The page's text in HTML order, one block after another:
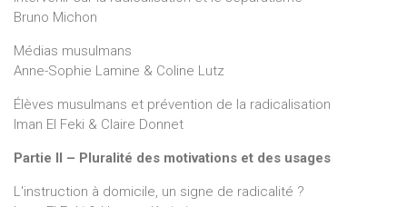
Bruno Michon
Médias musulmans
Anne-Sophie Lamine & Coline Lutz
Élèves musulmans et prévention de la radicalisation
Iman El Feki & Claire Donnet
Partie II – Pluralité des motivations et des usages
L'instruction à domicile, un signe de radicalité ?